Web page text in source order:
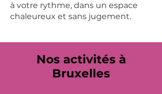
à votre rythme, dans un espace
chaleureux et sans jugement.
Nos activités à
Bruxelles